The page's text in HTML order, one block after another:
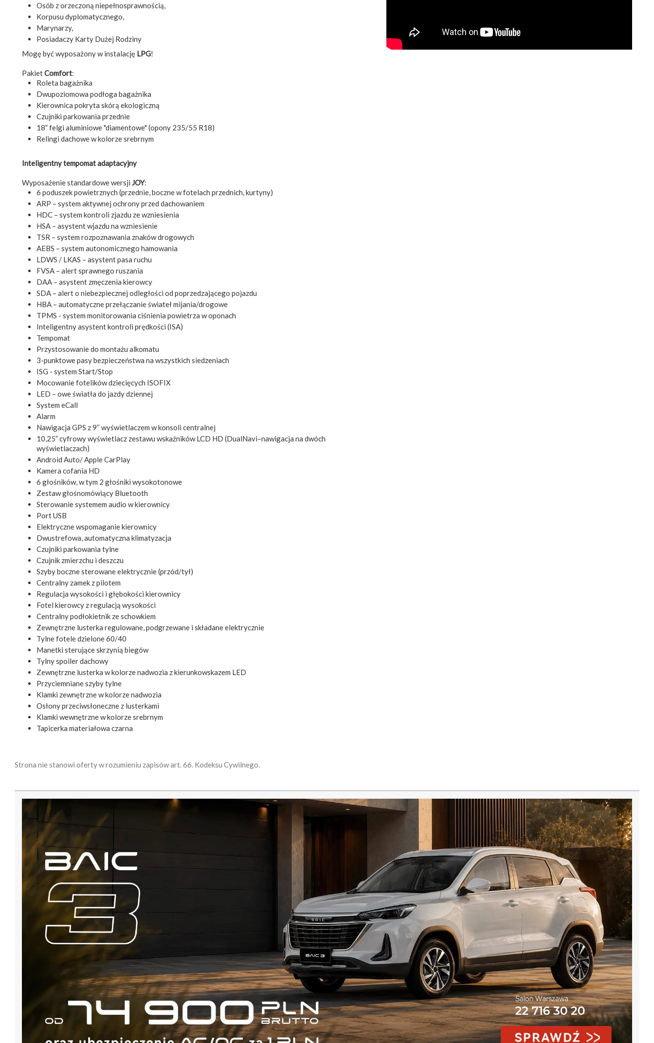
Osób z orzeczoną niepełnosprawnością,
Korpusu dyplomatycznego,
Marynarzy,
Posiadaczy Karty Dużej Rodziny
Mogę być wyposażony w instalację LPG!
PakietComfort:
Roleta bagażnika
Dwupoziomowa podłoga bagażnika
Kierownica pokryta skórą ekologiczną
Czujniki parkowania przednie
18” felgi aluminiowe "diamentowe" (opony 235/55 R18)
Relingi dachowe w kolorze srebrnym
Inteligentny tempomat adaptacyjny
Wyposażenie standardowe wersji JOY:
6 poduszek powietrznych (przednie, boczne w fotelach przednich, kurtyny)
ARP – system aktywnej ochrony przed dachowaniem
HDC – system kontroli zjazdu ze wzniesienia
HSA – asystent wjazdu na wzniesienie
TSR – system rozpoznawania znaków drogowych
AEBS – system autonomicznego hamowania
LDWS / LKAS – asystent pasa ruchu
FVSA – alert sprawnego ruszania
DAA – asystent zmęczenia kierowcy
SDA – alert o niebezpiecznej odległości od poprzedzającego pojazdu
HBA – automatyczne przełączanie świateł mijania/drogowe
TPMS - system monitorowania ciśnienia powietrza w oponach
Inteligentny asystent kontroli prędkości (ISA)
Tempomat
Przystosowanie do montażu alkomatu
3-punktowe pasy bezpieczeństwa na wszystkich siedzeniach
ISG - system Start/Stop
Mocowanie fotelików dziecięcych ISOFIX
LED – owe światła do jazdy dziennej
System eCall
Alarm
Nawigacja GPS z 9’’ wyświetlaczem w konsoli centralnej
10,25” cyfrowy wyświetlacz zestawu wskaźników LCD HD (DualNavi–nawigacja na dwóch
wyświetlaczach)
Android Auto/ Apple CarPlay
Kamera cofania HD
6 głośników, w tym 2 głośniki wysokotonowe
Zestaw głośnomówiący Bluetooth
Sterowanie systemem audio w kierownicy
Port USB
Elektryczne wspomaganie kierownicy
Dwustrefowa, automatyczna klimatyzacja
Czujniki parkowania tylne
Czujnik zmierzchu i deszczu
Szyby boczne sterowane elektrycznie (przód/tył)
Centralny zamek z pilotem
Regulacja wysokości i głębokości kierownicy
Fotel kierowcy z regulacją wysokości
Centralny podłokietnik ze schowkiem
Zewnętrzne lusterka regulowane, podgrzewane i składane elektrycznie
Tylne fotele dzielone 60/40
Manetki sterujące skrzynią biegów
Tylny spoiler dachowy
Zewnętrzne lusterka w kolorze nadwozia z kierunkowskazem LED
Przyciemniane szyby tylne
Klamki zewnętrzne w kolorze nadwozia
Osłony przeciwsłoneczne z lusterkami
Klamki wewnętrzne w kolorze srebrnym
Tapicerka materiałowa czarna
Strona nie stanowi oferty w rozumieniu zapisów art. 66. Kodeksu Cywilnego.